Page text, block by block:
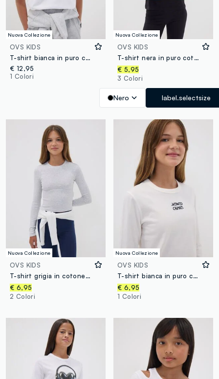
Nuova Collezione
OVS KIDS
T-shirt bianca in puro cotone con collo a costine e scritta Glow Up
€ 12,95
1 Colori
Nuova Collezione
OVS KIDS
T-shirt nera in puro cotone organico con grafica argentata per ragazza
€ 5,95
3 Colori
Nero label.selectsize
Nuova Collezione
OVS KIDS
T-shirt grigia in cotone organico elasticizzato con collo a costine per ragazza
€ 6,95
2 Colori
Nuova Collezione
OVS KIDS
T-shirt bianca in puro cotone organico con scritta frontale per ragazza
€ 6,95
1 Colori